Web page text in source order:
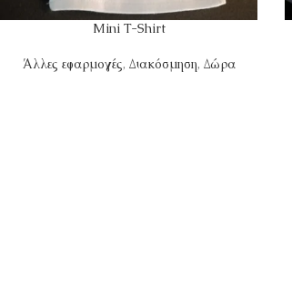
Mini T-Shirt
Άλλες εφαρμογές, Διακόσμηση, Δώρα